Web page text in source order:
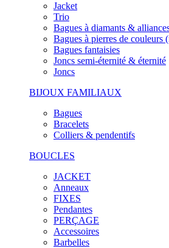
Jacket
Trio
Bagues à diamants &
Bagues à pierres de couleurs
Bagues fantaisies
Joncs semi-éternité & éternité
Joncs
BIJOUX FAMILIAUX
Bagues
Bracelets
Colliers & pendentifs
BOUCLES
JACKET
Anneaux
FIXES
Pendantes
PERÇAGE
Accessoires
Barbelles